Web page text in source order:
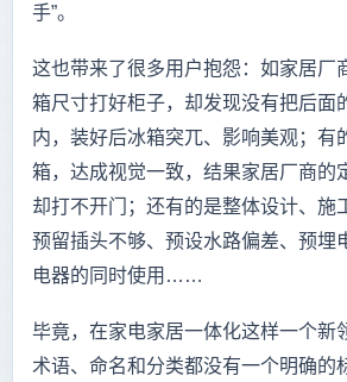
手”。
这也带来了很多用户抱怨：如家居厂
箱尺寸打好柜子，却发现没有把后面
内，装好后冰箱突兀、影响美观；有
箱，达成视觉一致，结果家居厂商的
却打不开门；还有的是整体设计、施
预留插头不够、预设水路偏差、预埋
电器的同时使用……
毕竟，在家电家居一体化这样一个新
术语、命名和分类都没有一个明确的